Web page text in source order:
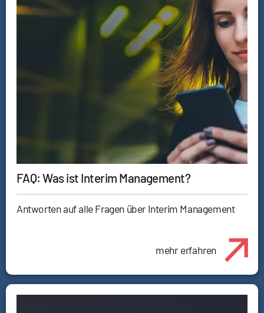
FAQ: Was ist Interim Management?
Antworten auf alle Fragen über Interim Management
mehr erfahren